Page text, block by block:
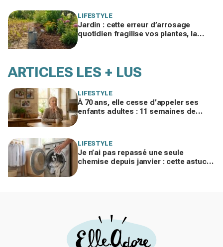
LIFESTYLE
Jardin : cette erreur d’arrosage
quotidien fragilise vos plantes, la
ARTICLES LES + LUS
LIFESTYLE
À 70 ans, elle cesse d’appeler ses
enfants adultes : 11 semaines de
LIFESTYLE
Je n’ai pas repassé une seule
chemise depuis janvier : cette astuce